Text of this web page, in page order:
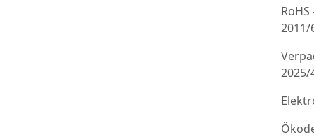
2011/
2025/